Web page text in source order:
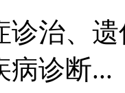
诊治、
病诊断...